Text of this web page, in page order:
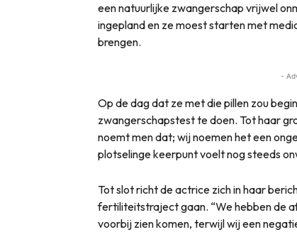
een natuurlijke zwangerschap vrijwel
ingepland en ze moest starten met
brengen.
-
Op de dag dat ze met die pillen zou
zwangerschapstest te doen. Tot haar
noemt men dat; wij noemen het een
plotselinge keerpunt voelt nog steeds
Tot slot richt de actrice zich in haar
fertiliteitstraject gaan. “We hebben de
voorbij zien komen, terwijl wij een